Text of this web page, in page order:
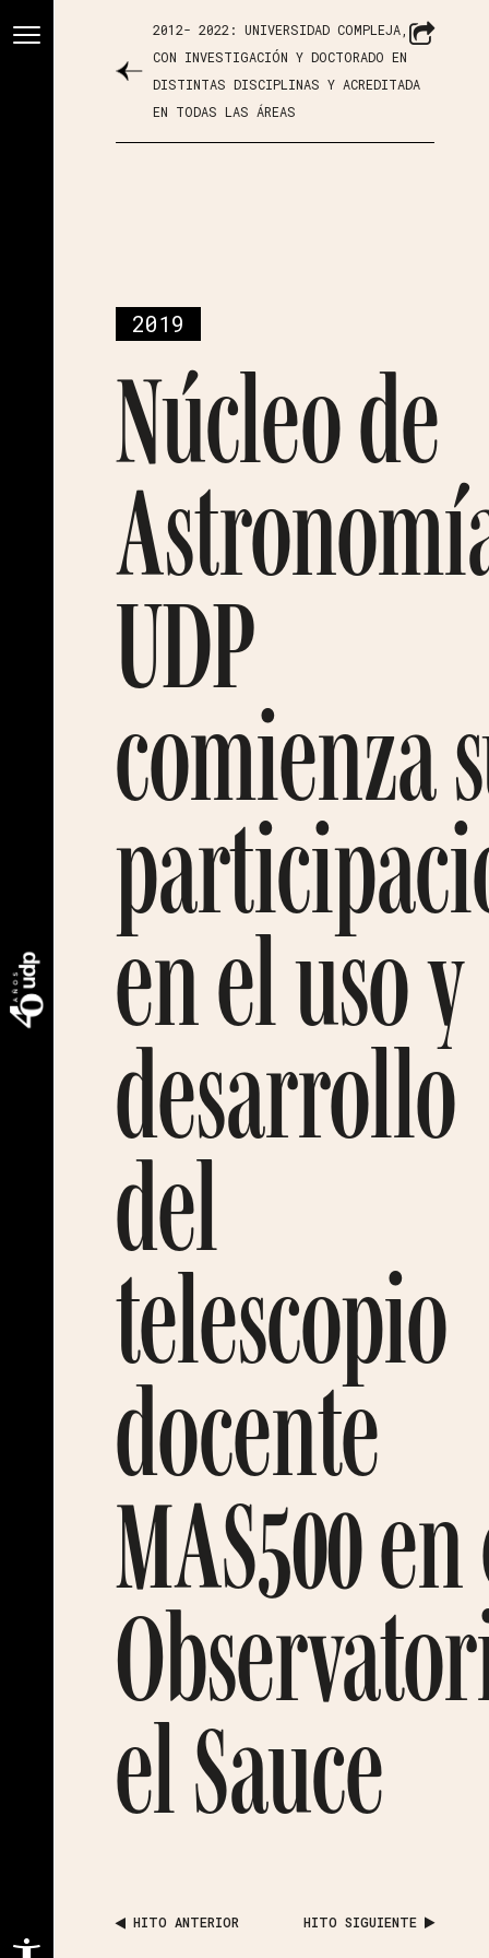
2012- 2022: UNIVERSIDAD COMPLEJA,
CON INVESTIGACIÓN Y DOCTORADO EN
DISTINTAS DISCIPLINAS Y ACREDITADA
EN TODAS LAS ÁREAS
2019
Núcleo de
UDP
comienza
en el uso y
desarrollo
del
telescopio
docente
MAS500
el Sauce
HITO ANTERIOR HITO SIGUIENTE